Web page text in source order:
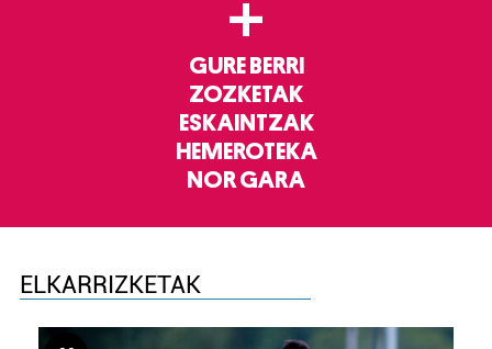
+
GURE BERRI
ZOZKETAK
ESKAINTZAK
HEMEROTEKA
NOR GARA
ELKARRIZKETAK